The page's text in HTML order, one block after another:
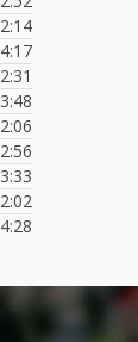
2:14
4:17
2:31
3:48
2:06
2:56
3:33
2:02
4:28